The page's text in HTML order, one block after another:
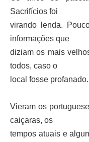
Sacrifícios foi
virando lenda.
informações que
diziam os mais
todos, caso o
local fosse profanado.
Vieram os
caiçaras, os
tempos atuais e